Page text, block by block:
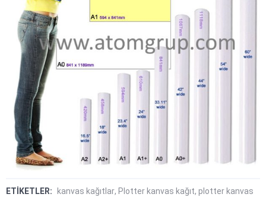
ETİKETLER: kanvas kağıtlar, Plotter kanvas kağıt, plotter kanvas